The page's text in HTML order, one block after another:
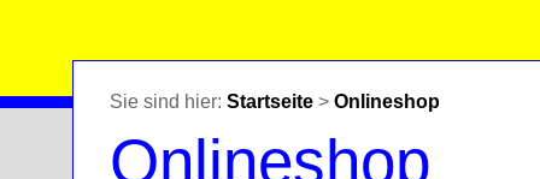
Sie sind hier: Startseite > Onlineshop
Onlineshop